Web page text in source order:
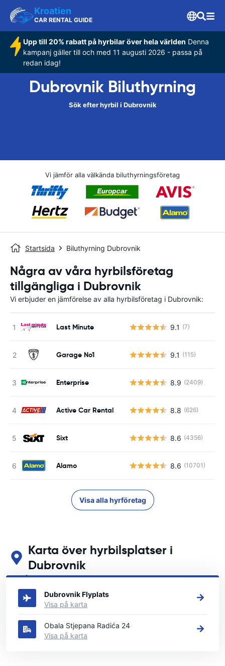
Kroatien
CAR RENTAL GUIDE
Upp till 20% rabatt på hyrbilar över hela världen Denna
kampanj gäller till och med 11 augusti 2026 - passa på
redan idag!
Dubrovnik Biluthyrning
Sök efter hyrbil i Dubrovnik
Vi jämför alla välkända biluthyrningsföretag
Startsida Biluthyrning Dubrovnik
Några av våra hyrbilsföretag
tillgängliga i Dubrovnik
Vi erbjuder en jämförelse av alla hyrbilsföretag i Dubrovnik:
Last Minute 9.1 (7)
Garage No1 9.1 (115)
Enterprise 8.9 (2409)
Active Car Rental 8.8 (626)
Sixt 8.6 (4356)
Alamo 8.6 (10701)
Visa alla hyrföretag
Karta över hyrbilsplatser i
Dubrovnik
Se våra huvudsakliga biluthyrningsplatser i Dubrovnik
Dubrovnik Flyplats
Visa på karta
Obala Stjepana Radića 24
Visa på karta